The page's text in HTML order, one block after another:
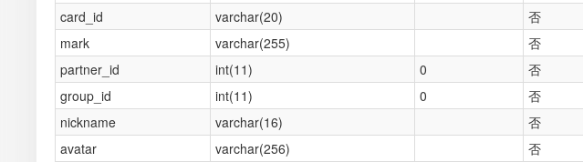
card_id
varchar(20) 否
mark
varchar(255) 否
partner_id
int(11) 0 否
group_id
int(11) 0 否
nickname
varchar(16) 否
avatar
varchar(256) 否